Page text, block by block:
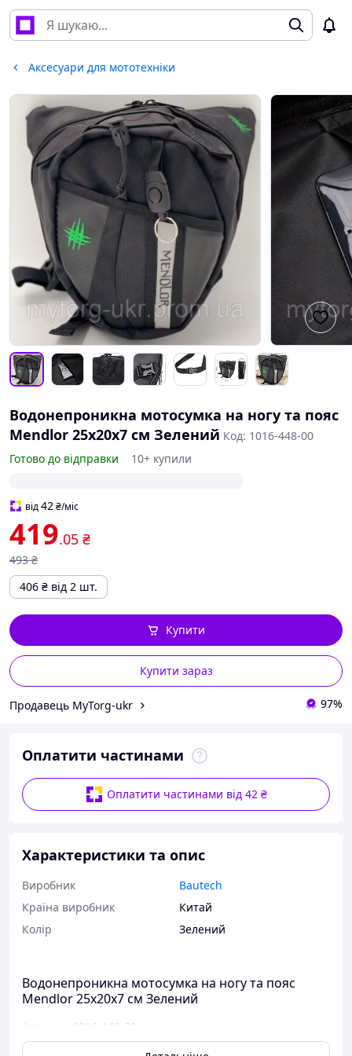
Аксесуари для мототехніки
Водонепроникна мотосумка на ногу та пояс
Mendlor 25x20x7 см Зелений Код: 1016-448-00
Готово до відправки
10+ купили
від42₴/міс
419.05 ₴
493 ₴
406 ₴ від 2 шт.
Купити зараз
Купити
Продавець MyTorg-ukr 97%
Оплатити частинами
Оплатити частинами від 42 ₴
Характеристики та опис
Виробник
Bautech
Країна виробник
Китай
Колір
Зелений
Водонепроникна мотосумка на ногу та пояс
Mendlor 25x20x7 см Зелений
Артикул: 1016-448-00
Водонепроникна мотосумка на ногу та пояс Mendlor